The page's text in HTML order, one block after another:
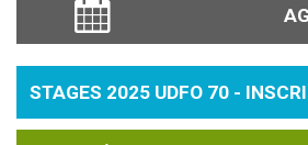
STAGES 2025 UDFO 70 -